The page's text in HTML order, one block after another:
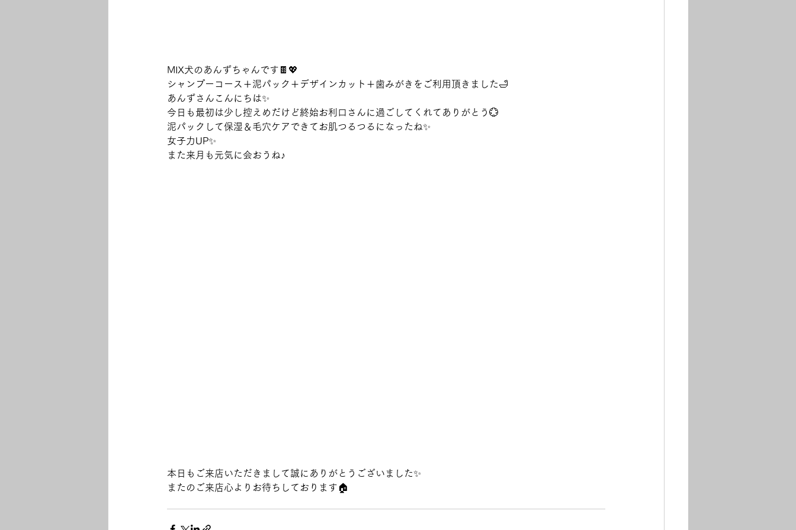
MIX犬のあんずちゃんです🍫💖
シャンプーコース＋泥パック＋デザインカット＋歯みがきをご利用頂きました🛁
あんずさんこんにちは✨
今日も最初は少し控えめだけど終始お利口さんに過ごしてくれてありがとう💮
泥パックして保湿＆毛穴ケアできてお肌つるつるになったね✨
女子力UP✨
また来月も元気に会おうね♪
本日もご来店いただきまして誠にありがとうございました✨
またのご来店心よりお待ちしております🏠